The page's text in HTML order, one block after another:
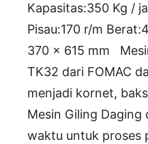
Kapasitas:350 Kg /
Pisau:170 r/m
370 x 615 mm
TK32 dari FOMAC
menjadi kornet,
Mesin Giling
waktu untuk proses